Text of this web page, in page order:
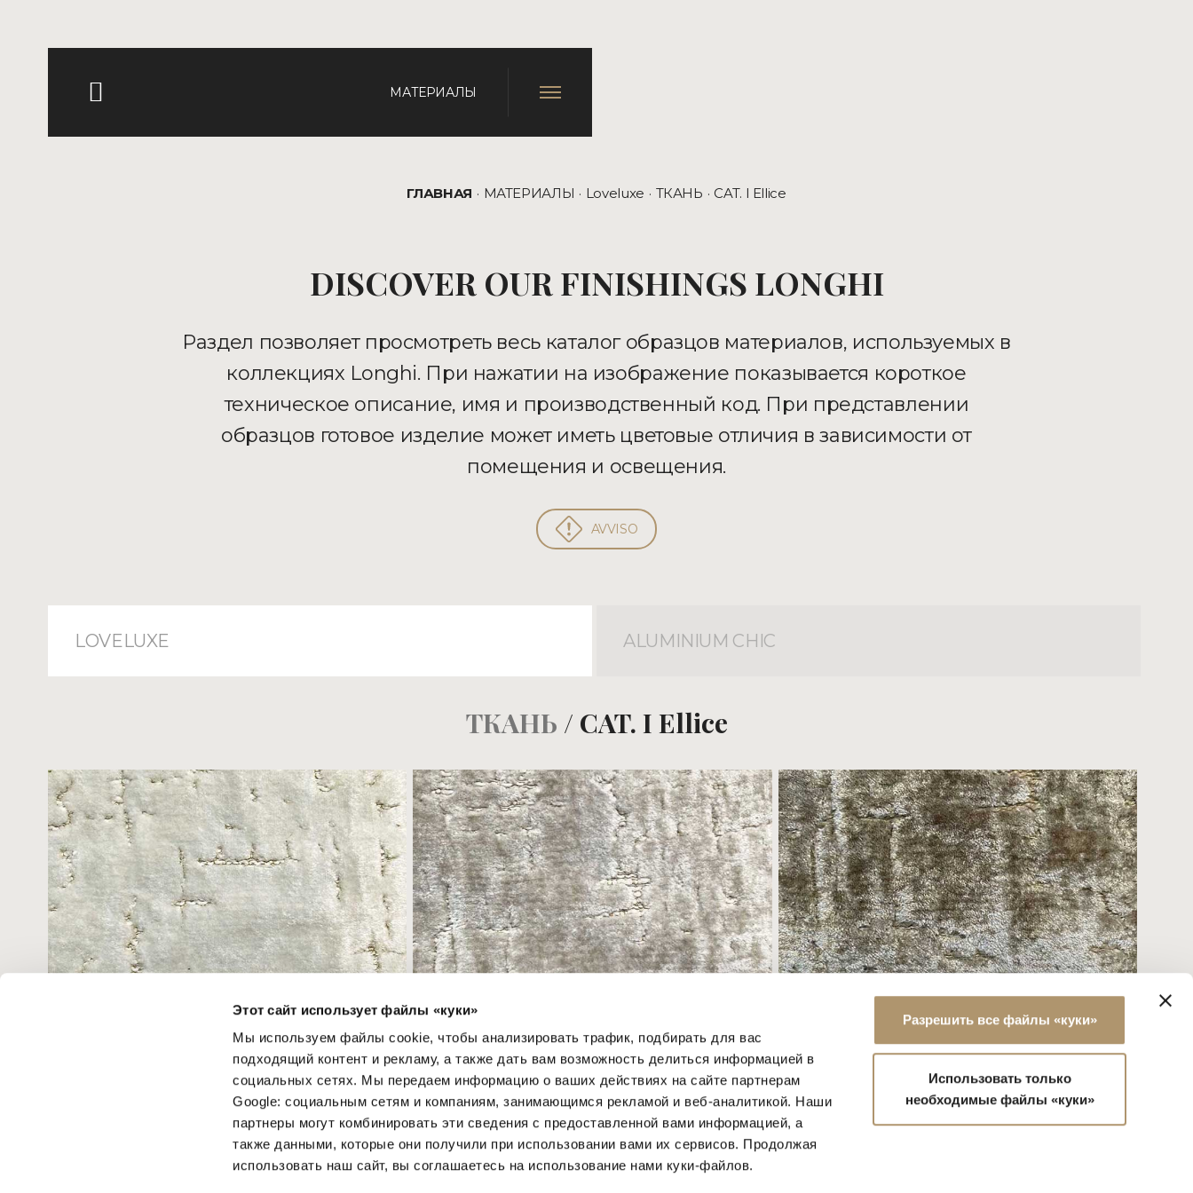
Этот сайт использует файлы «куки»
Мы используем файлы cookie, чтобы анализировать трафик, подбирать для вас
подходящий контент и рекламу, а также дать вам возможность делиться информацией в
социальных сетях. Мы передаем информацию о ваших действиях на сайте партнерам
Google: социальным сетям и компаниям, занимающимся рекламой и веб-аналитикой. Наши
партнеры могут комбинировать эти сведения с предоставленной вами информацией, а
также данными, которые они получили при использовании вами их сервисов. Продолжая
использовать наш сайт, вы соглашаетесь на использование нами куки-файлов.
Разрешить все файлы «куки»
Использовать только
необходимые файлы «куки»
МАТЕРИАЛЫ
ГЛАВНАЯ МАТЕРИАЛЫ Loveluxe ТКАНЬ CAT. I Ellice
DISCOVER OUR FINISHINGS LONGHI
Раздел позволяет просмотреть весь каталог образцов материалов, используемых в
коллекциях Longhi. При нажатии на изображение показывается короткое
техническое описание, имя и производственный код. При представлении
образцов готовое изделие может иметь цветовые отличия в зависимости от
помещения и освещения.
AVVISO
LOVELUXE ALUMINIUM CHIC
ТКАНЬ / CAT. I Ellice
CAT. I ELLICE 01 CAT. I ELLICE 02 CAT. I ELLICE 05